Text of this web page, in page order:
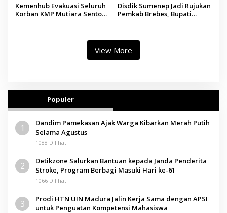
Kemenhub Evakuasi Seluruh
Korban KMP Mutiara Sentosa
Disdik Sumenep Jadi Rujukan
Pemkab Brebes, Bupati
View More
Populer
1
Dandim Pamekasan Ajak Warga Kibarkan Merah Putih
Selama Agustus
1088 Dilihat
2
Detikzone Salurkan Bantuan kepada Janda Penderita
Stroke, Program Berbagi Masuki Hari ke-61
1066 Dilihat
3
Prodi HTN UIN Madura Jalin Kerja Sama dengan APSI
untuk Penguatan Kompetensi Mahasiswa